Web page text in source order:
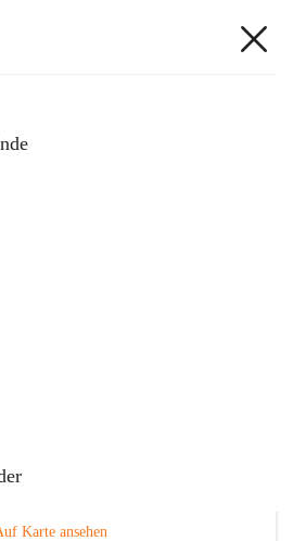
Hauptadresse
Karte ansehen